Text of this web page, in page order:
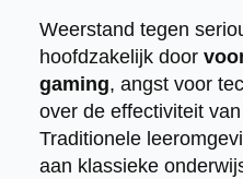
Weerstand tegen
hoofdzakelijk door
gaming, angst voor
over de effectiviteit
Traditionele
aan klassieke